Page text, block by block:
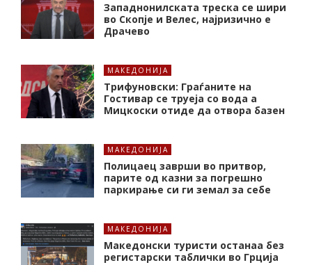
Западнонилската треска се шири
во Скопје и Велес, најризично е
Драчево
МАКЕДОНИЈА
Трифуновски: Граѓаните на
Гостивар се труеја со вода а
Мицкоски отиде да отвора базен
МАКЕДОНИЈА
Полицаец заврши во притвор,
парите од казни за погрешно
паркирање си ги земал за себе
МАКЕДОНИЈА
Македонски туристи останаа без
регистарски таблички во Грција